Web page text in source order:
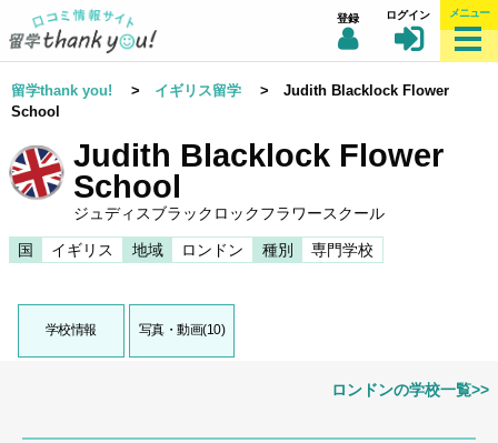
登録 ログイン メニュー
留学thank you! > イギリス留学 > Judith Blacklock Flower
School
Judith Blacklock Flower
School
ジュディスブラックロックフラワースクール
国 イギリス 地域 ロンドン 種別 専門学校
学校情報 写真・動画(10)
ロンドンの学校一覧>>